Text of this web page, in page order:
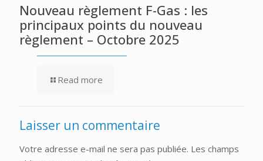
Nouveau règlement F-Gas : les
principaux points du nouveau
règlement – Octobre 2025
Read more
Laisser un commentaire
Votre adresse e-mail ne sera pas publiée. Les champs